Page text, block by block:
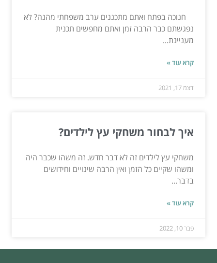
חנוכה בפתח ואתם מתכננים ערב משפחתי מהנה? לא
נפגשתם כבר הרבה זמן ואתם מחפשים תכנית
מעניינת...
קרא עוד »
דצמ 17, 2021
איך לבחור משחקי עץ לילדים?
משחקי עץ לילדים זה לא דבר חדש. זה משהו שכבר היה
ומשהו שקיים כל הזמן ואין הרבה שינויים וחידושים
בדבר...
קרא עוד »
פבר 10, 2022